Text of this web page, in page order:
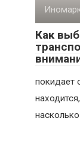
Как
покидает